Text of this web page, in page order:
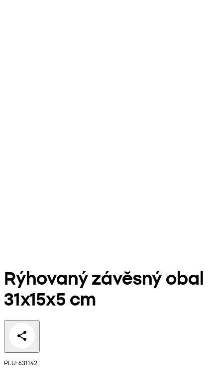
Rýhovaný závěsný obal
31x15x5 cm
PLU: 631142